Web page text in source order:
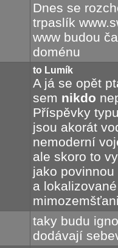
Dnes se
trpaslík
www budou
doménu
to Lumík
A já se opět
sem nikdo
Příspěvky
jsou akorát
nemoderní
ale skoro to
jako
a
taky budu
dodávají